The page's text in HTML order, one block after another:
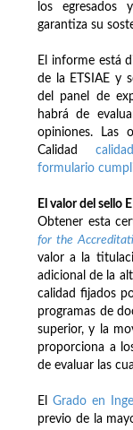
los
garantiza su
El informe está
de la ETSIAE y
del panel de
habrá de
opiniones. Las
Calidad
formulario
El valor del sello
Obtener esta
for the
valor a la
adicional de la
calidad fijados
programas de
superior, y la
proporciona a
de evaluar las
El Grado en
previo de la